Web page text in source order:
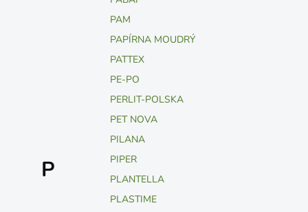
P
PAM
PAPÍRNA MOUDRÝ
PATTEX
PE-PO
PERLIT-POLSKA
PET NOVA
PILANA
PIPER
PLANTELLA
PLASTIME